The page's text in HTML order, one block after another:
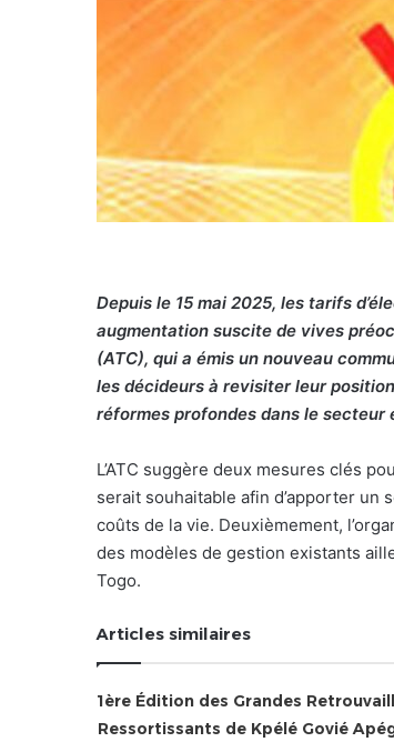
Depuis le 15 mai 2025, les tarifs
augmentation suscite de vives
(ATC), qui a émis un nouveau
les décideurs à revisiter leur
réformes profondes dans le secteur
L’ATC suggère deux mesures clés
serait souhaitable afin d’apporter un
coûts de la vie. Deuxièmement,
des modèles de gestion existants
Togo.
Articles similaires
1ère Édition des Grandes
Ressortissants de Kpélé Govié